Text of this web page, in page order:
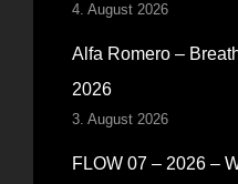
4. August 2026
Alfa Romero –
2026
3. August 2026
FLOW 07 – 2026 –